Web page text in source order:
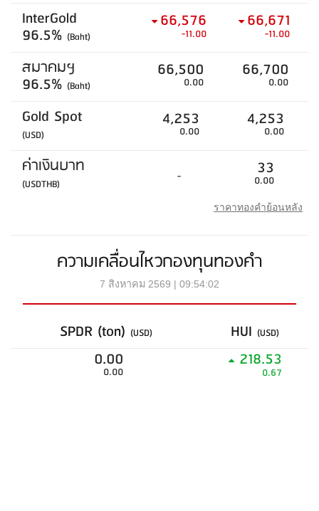
InterGold
96.5% (Baht)
66,576
-11.00
66,671
-11.00
สมาคมฯ
96.5% (Baht)
66,500
0.00
66,700
0.00
Gold Spot
(USD)
4,253
0.00
4,253
0.00
ค่าเงินบาท
(USDTHB) - 33
0.00
ราคาทองคำย้อนหลัง
ความเคลื่อนไหวกองทุนทองคำ
7 สิงหาคม 2569 | 09:54:02
SPDR (ton) (USD) HUI (USD)
0.00
0.00
218.53
0.67